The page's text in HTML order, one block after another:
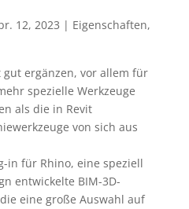
12, 2023 | Eigenschaften,
gut ergänzen, vor allem für
spezielle Werkzeuge
als die in Revit
von sich aus
in für Rhino, eine speziell
entwickelte BIM-3D-
eine große Auswahl auf